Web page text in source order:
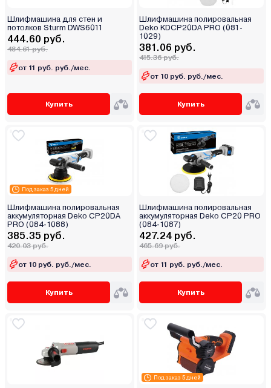
Шлифмашина для стен и
потолков Sturm DWS6011
444.60 руб.
484.61 руб.
от 11 руб. руб./мес.
Купить
Шлифмашина полировальная
Deko KDCP20DA PRO (081-
1029)
381.06 руб.
415.36 руб.
от 10 руб. руб./мес.
Купить
Под заказ 5 дней
Шлифмашина полировальная
аккумуляторная Deko CP20DA
PRO (084-1088)
385.35 руб.
420.03 руб.
от 10 руб. руб./мес.
Купить
Шлифмашина полировальная
аккумуляторная Deko CP20 PRO
(084-1087)
427.24 руб.
465.69 руб.
от 11 руб. руб./мес.
Купить
Под заказ 5 дней